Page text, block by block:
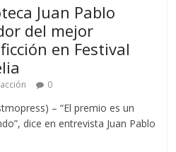
Juan Pablo
del mejor
en Festival
0
– “El premio es un
dice en entrevista Juan Pablo